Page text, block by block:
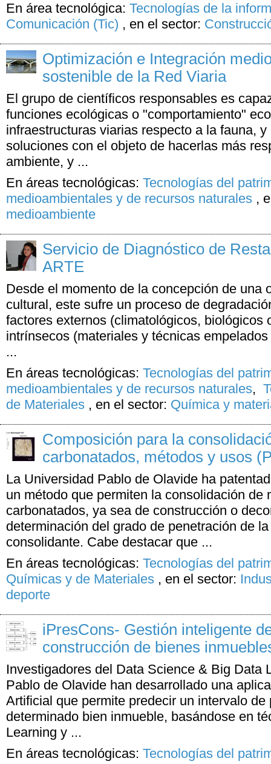
En área tecnológica: Tecnologías de la
Comunicación (Tic) , en el sector:
Optimización e Integración
sostenible de la Red Viaria
El grupo de científicos responsables es
funciones ecológicas o "comportamiento"
infraestructuras viarias respecto a la fauna,
soluciones con el objeto de hacerlas más
ambiente, y ...
En áreas tecnológicas: Tecnologías del
medioambientales y de recursos naturales ,
medioambiente
Servicio de Diagnóstico de
ARTE
Desde el momento de la concepción de una
cultural, este sufre un proceso de
factores externos (climatológicos, biológicos
intrínsecos (materiales y técnicas
...
En áreas tecnológicas: Tecnologías del
medioambientales y de recursos naturales,
de Materiales , en el sector: Química y
Composición para la
carbonatados, métodos y usos
La Universidad Pablo de Olavide ha
un método que permiten la consolidación de
carbonatados, ya sea de construcción o
determinación del grado de penetración de
consolidante. Cabe destacar que ...
En áreas tecnológicas: Tecnologías del
Químicas y de Materiales , en el sector:
deporte
iPresCons- Gestión inteligente
construcción de bienes
Investigadores del Data Science & Big Data
Pablo de Olavide han desarrollado una
Artificial que permite predecir un intervalo de
determinado bien inmueble, basándose en
Learning y ...
En áreas tecnológicas: Tecnologías del